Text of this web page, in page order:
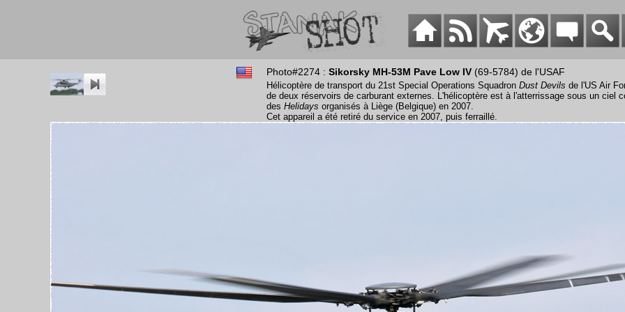
Photo#2274 : Sikorsky MH-53M Pave Low IV (69-5784) de l'USAF
Hélicoptère de transport du 21st Special Operations Squadron Dust Devils de l'US Air
de deux réservoirs de carburant externes. L'hélicoptère est à l'atterrissage sous un ciel
des Helidays organisés à Liège (Belgique) en 2007.
Cet appareil a été retiré du service en 2007, puis ferraillé.